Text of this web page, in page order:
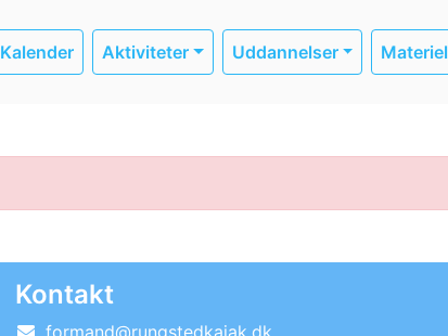
Kalender Aktiviteter Uddannelser Materiel
Kontakt
formand@rungstedkajak.dk